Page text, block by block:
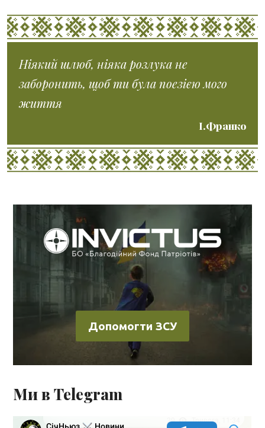
Ніякий шлюб, ніяка розлука не
заборонить, щоб ти була поезією мого
життя
І.Франко
Допомогти ЗСУ
Ми в Telegram